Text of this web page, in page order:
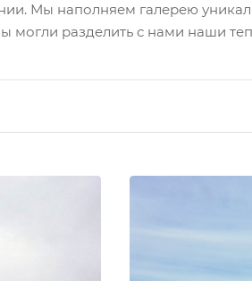
Мы наполняем галерею
могли разделить с нами наши